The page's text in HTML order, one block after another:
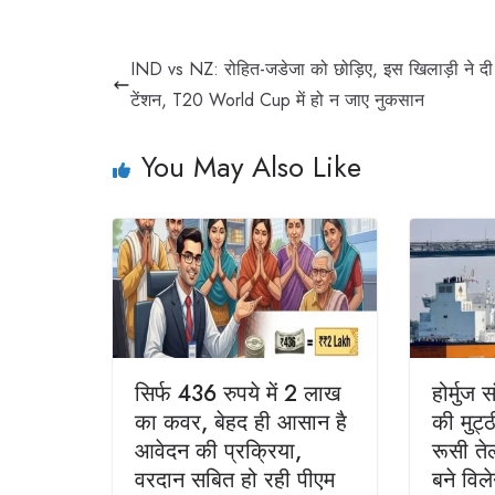
IND vs NZ: रोहित-जडेजा को छोड़िए, इस खिलाड़ी ने
टेंशन, T20 World Cup में हो न जाए नुकसान
You May Also Like
सिर्फ 436 रुपये में 2 लाख
का कवर, बेहद ही आसान है
आवेदन की प्रक्रिया,
वरदान सबित हो रही पीएम
होर्मुज
की
रूसी
बने